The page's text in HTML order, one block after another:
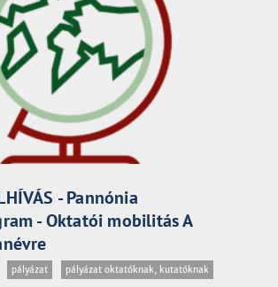
- Pannónia
- Oktatói mobilitás A
pályázat pályázat oktatóknak, kutatóknak